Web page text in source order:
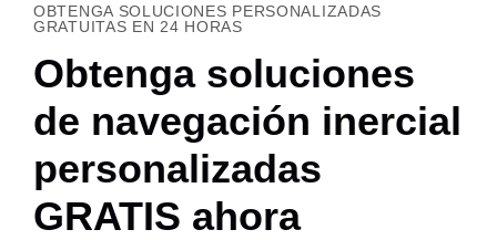
OBTENGA SOLUCIONES PERSONALIZADAS
GRATUITAS EN 24 HORAS
Obtenga soluciones
de navegación inercial
personalizadas
GRATIS ahora